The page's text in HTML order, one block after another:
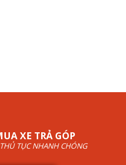
XE TRẢ GÓP
TỤC NHANH CHÓNG